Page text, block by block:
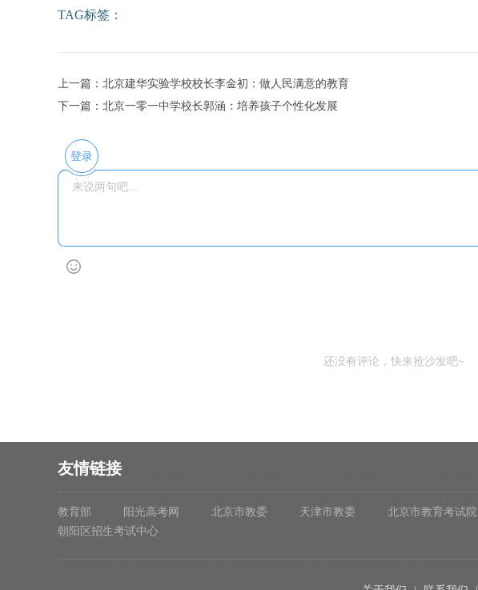
TAG标签：
上一篇：北京建华实验学校校长李金初：做人民满意的教育
下一篇：北京一零一中学校长郭涵：培养孩子个性化发展
登录
还没有评论，快来抢沙发吧~
友情链接
教育部 阳光高考网 北京市教委 天津市教委 北京市教育考试院
朝阳区招生考试中心